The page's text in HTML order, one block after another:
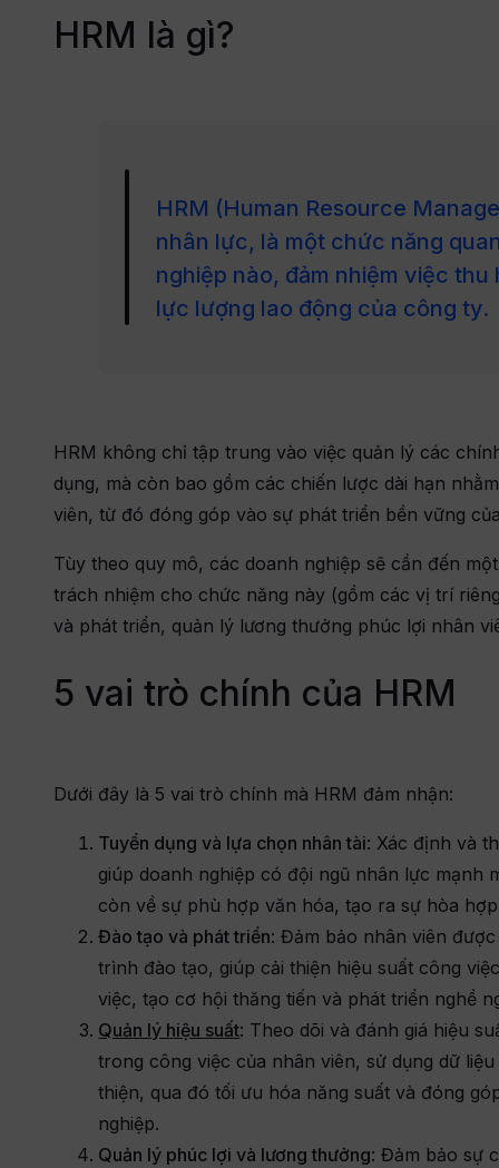
cách chọn đơn vị uy tín
HRM là gì?
HRM (Human Resource
nhân lực, là một chức năng
nghiệp nào, đảm nhiệm việc
lực lượng lao động của công ty.
HRM không chỉ tập trung vào việc quản lý các
dụng, mà còn bao gồm các chiến lược dài hạn
viên, từ đó đóng góp vào sự phát triển bền vững
Tùy theo quy mô, các doanh nghiệp sẽ cần đến
trách nhiệm cho chức năng này (gồm các vị trí
và phát triển, quản lý lương thưởng phúc lợi nhân
5 vai trò chính của HRM
Dưới đây là 5 vai trò chính mà HRM đảm nhận:
Tuyển dụng và lựa chọn nhân tài: Xác định và
giúp doanh nghiệp có đội ngũ nhân lực mạnh
còn về sự phù hợp văn hóa, tạo ra sự hòa
Đào tạo và phát triển: Đảm bảo nhân viên
trình đào tạo, giúp cải thiện hiệu suất công
việc, tạo cơ hội thăng tiến và phát triển nghề
Quản lý hiệu suất: Theo dõi và đánh giá hiệu
trong công việc của nhân viên, sử dụng dữ
thiện, qua đó tối ưu hóa năng suất và đóng
nghiệp.
Quản lý phúc lợi và lương thưởng: Đảm bảo sự